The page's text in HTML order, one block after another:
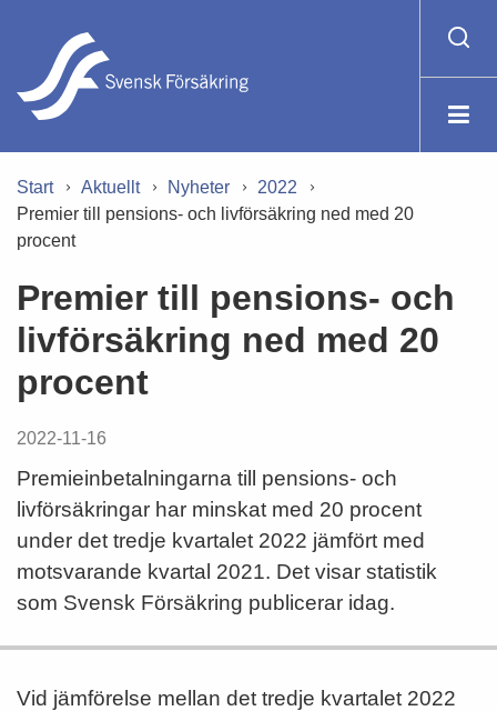
Start Aktuellt Nyheter
2022
Premier till pensions- och livförsäkring ned med 20
procent
Premier till pensions- och
livförsäkring ned med 20
procent
2022-11-16
Premieinbetalningarna till pensions- och
livförsäkringar har minskat med 20 procent
under det tredje kvartalet 2022 jämfört med
motsvarande kvartal 2021. Det visar statistik
som Svensk Försäkring publicerar idag.
Vid jämförelse mellan det tredje kvartalet 2022